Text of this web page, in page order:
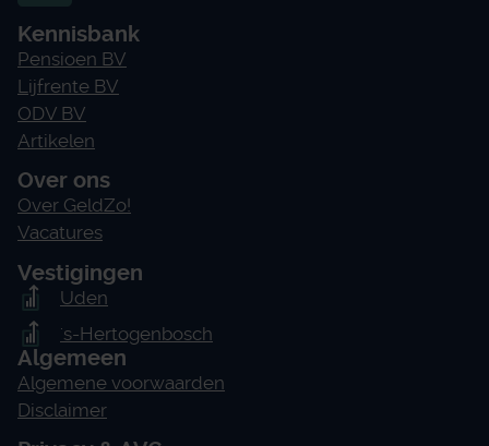
Kennisbank
Pensioen BV
Lijfrente BV
ODV BV
Artikelen
Over ons
Over GeldZo!
Vacatures
Vestigingen
Uden
's-Hertogenbosch
Algemeen
Algemene voorwaarden
Disclaimer